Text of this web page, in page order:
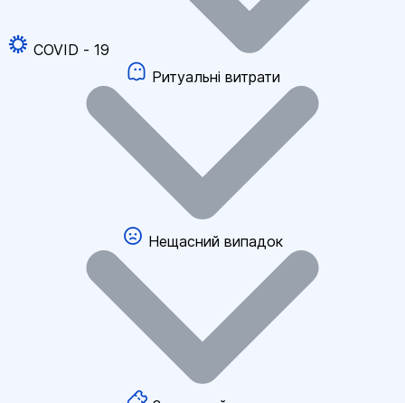
COVID - 19
Ритуальні витрати
Нещасний випадок